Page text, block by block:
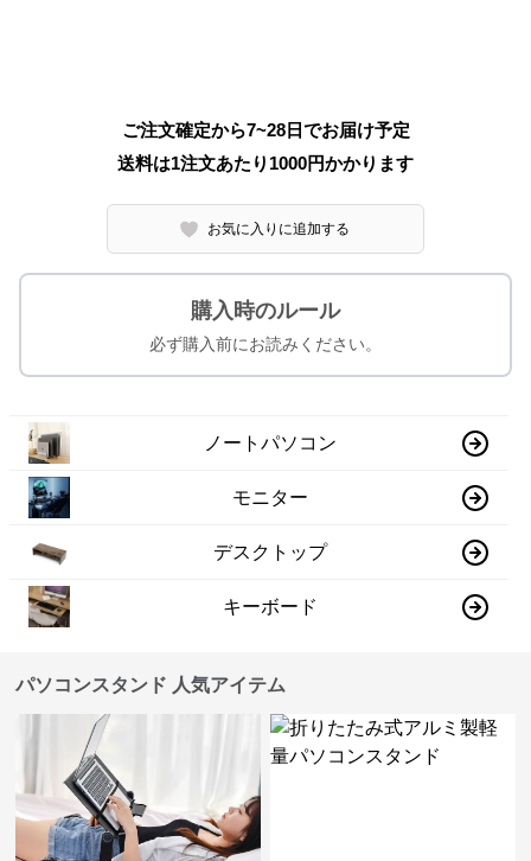
ご注文確定から7~28日でお届け予定
送料は1注文あたり 1000円かかります
お気に入りに追加する
購入時のルール
必ず購入前にお読みください。
ノートパソコン
モニター
デスクトップ
キーボード
パソコンスタンド 人気アイテム